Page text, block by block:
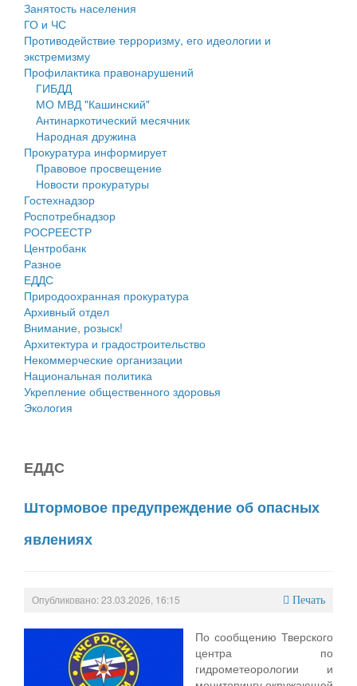
Оценка регулирующего воздействия
Деятельность МУ
Нормативы градостроительного проектирования
Правила землепользования и застройки
Генеральные планы
Проекты планировки территории
Собрание депутатов
Городское поселение
Сельские поселения
Занятость населения
ГО и ЧС
Противодействие терроризму, его идеологии и
экстремизму
Профилактика правонарушений
ГИБДД
МО МВД "Кашинский"
Антинаркотический месячник
Народная дружина
Прокуратура информирует
Правовое просвещение
Новости прокуратуры
Гостехнадзор
Роспотребнадзор
РОСРЕЕСТР
Центробанк
Разное
ЕДДС
Природоохранная прокуратура
Архивный отдел
Внимание, розыск!
Архитектура и градостроительство
Некоммерческие организации
Национальная политика
Укрепление общественного здоровья
Экология
ЕДДС
Штормовое предупреждение об опасных
явлениях
Опубликовано: 23.03.2026, 16:15 Печать
По сообщению Тверского
центра по
гидрометеорологии и